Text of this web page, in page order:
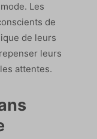
Les
de
de leurs
leurs
attentes.